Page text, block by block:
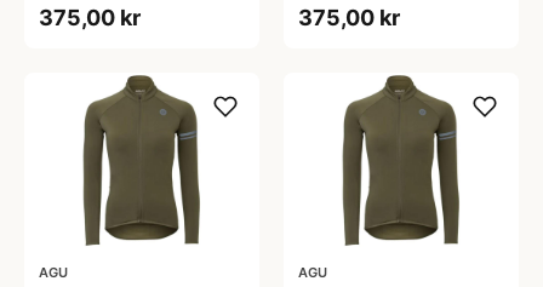
L
375,00 kr
M
375,00 kr
AGU AGU